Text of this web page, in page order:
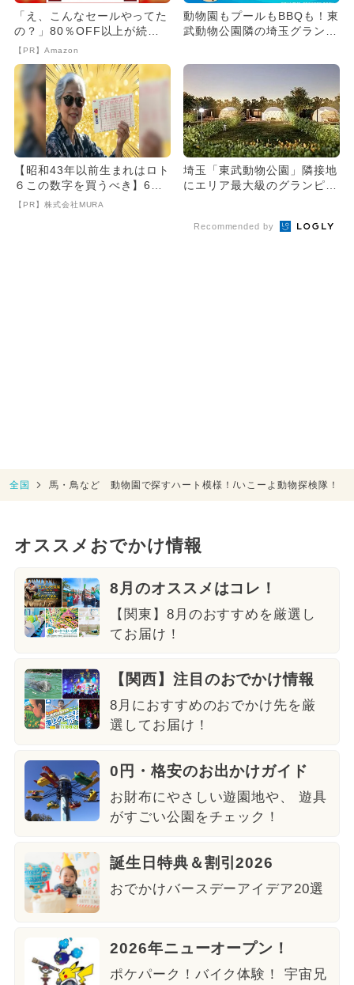
「え、こんなセールやってた
の？」80％OFF以上が続々
登場！Amazonの本気が...
【PR】Amazon
動物園もプールもBBQも！東
武動物公園隣の埼玉グランピ
【昭和43年以前生まれはロト
６この数字を買うべき】6つ
の数字が「完全一致」する
【PR】株式会社MURA
埼玉「東武動物公園」隣接地
にエリア最大級のグランピン
Recommended by
全国 馬・鳥など 動物園で探すハート模様！/いこーよ動物探検隊！
オススメおでかけ情報
8月のオススメはコレ！
【関東】8月のおすすめを厳選し
てお届け！
【関西】注目のおでかけ情報
8月におすすめのおでかけ先を厳
選してお届け！
0円・格安のお出かけガイド
お財布にやさしい遊園地や、 遊具
がすごい公園をチェック！
誕生日特典＆割引2026
おでかけバースデーアイデア20選
2026年ニューオープン！
ポケパーク！バイク体験！ 宇宙兄